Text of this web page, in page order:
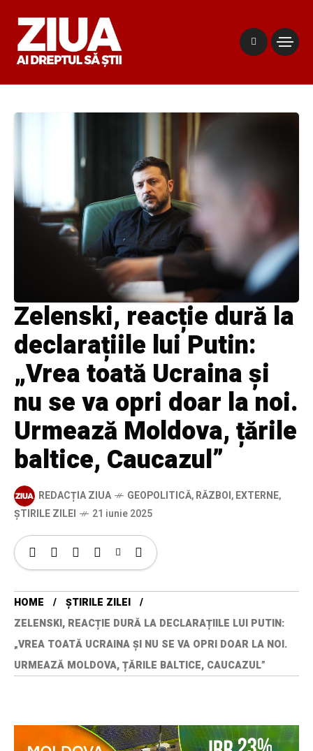
Zelenski, reacție dură la
declarațiile lui Putin:
„Vrea toată Ucraina și
nu se va opri doar la noi.
Urmează Moldova, țările
baltice, Caucazul”
REDACȚIA ZIUA GEOPOLITICĂ,RĂZBOI,EXTERNE,
ȘTIRILE ZILEI
21 iunie 2025
HOME
ȘTIRILE ZILEI
ZELENSKI, REACȚIE DURĂ LA DECLARAȚIILE LUI PUTIN:
„VREA TOATĂ UCRAINA ȘI NU SE VA OPRI DOAR LA NOI.
URMEAZĂ MOLDOVA, ȚĂRILE BALTICE, CAUCAZUL”